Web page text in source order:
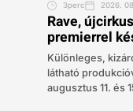
3perc 2026.
Rave,
premierrel
Különleges,
látható
augusztus 11. és